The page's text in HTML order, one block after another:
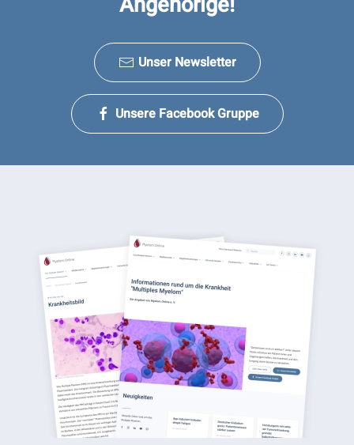
Unser Newsletter
Unsere Facebook Gruppe